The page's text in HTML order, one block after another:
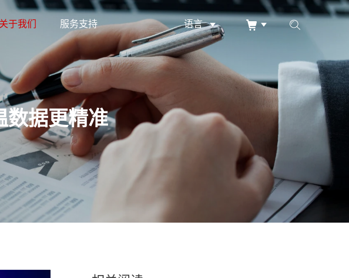
关于我们 服务支持 语言
数据更精准